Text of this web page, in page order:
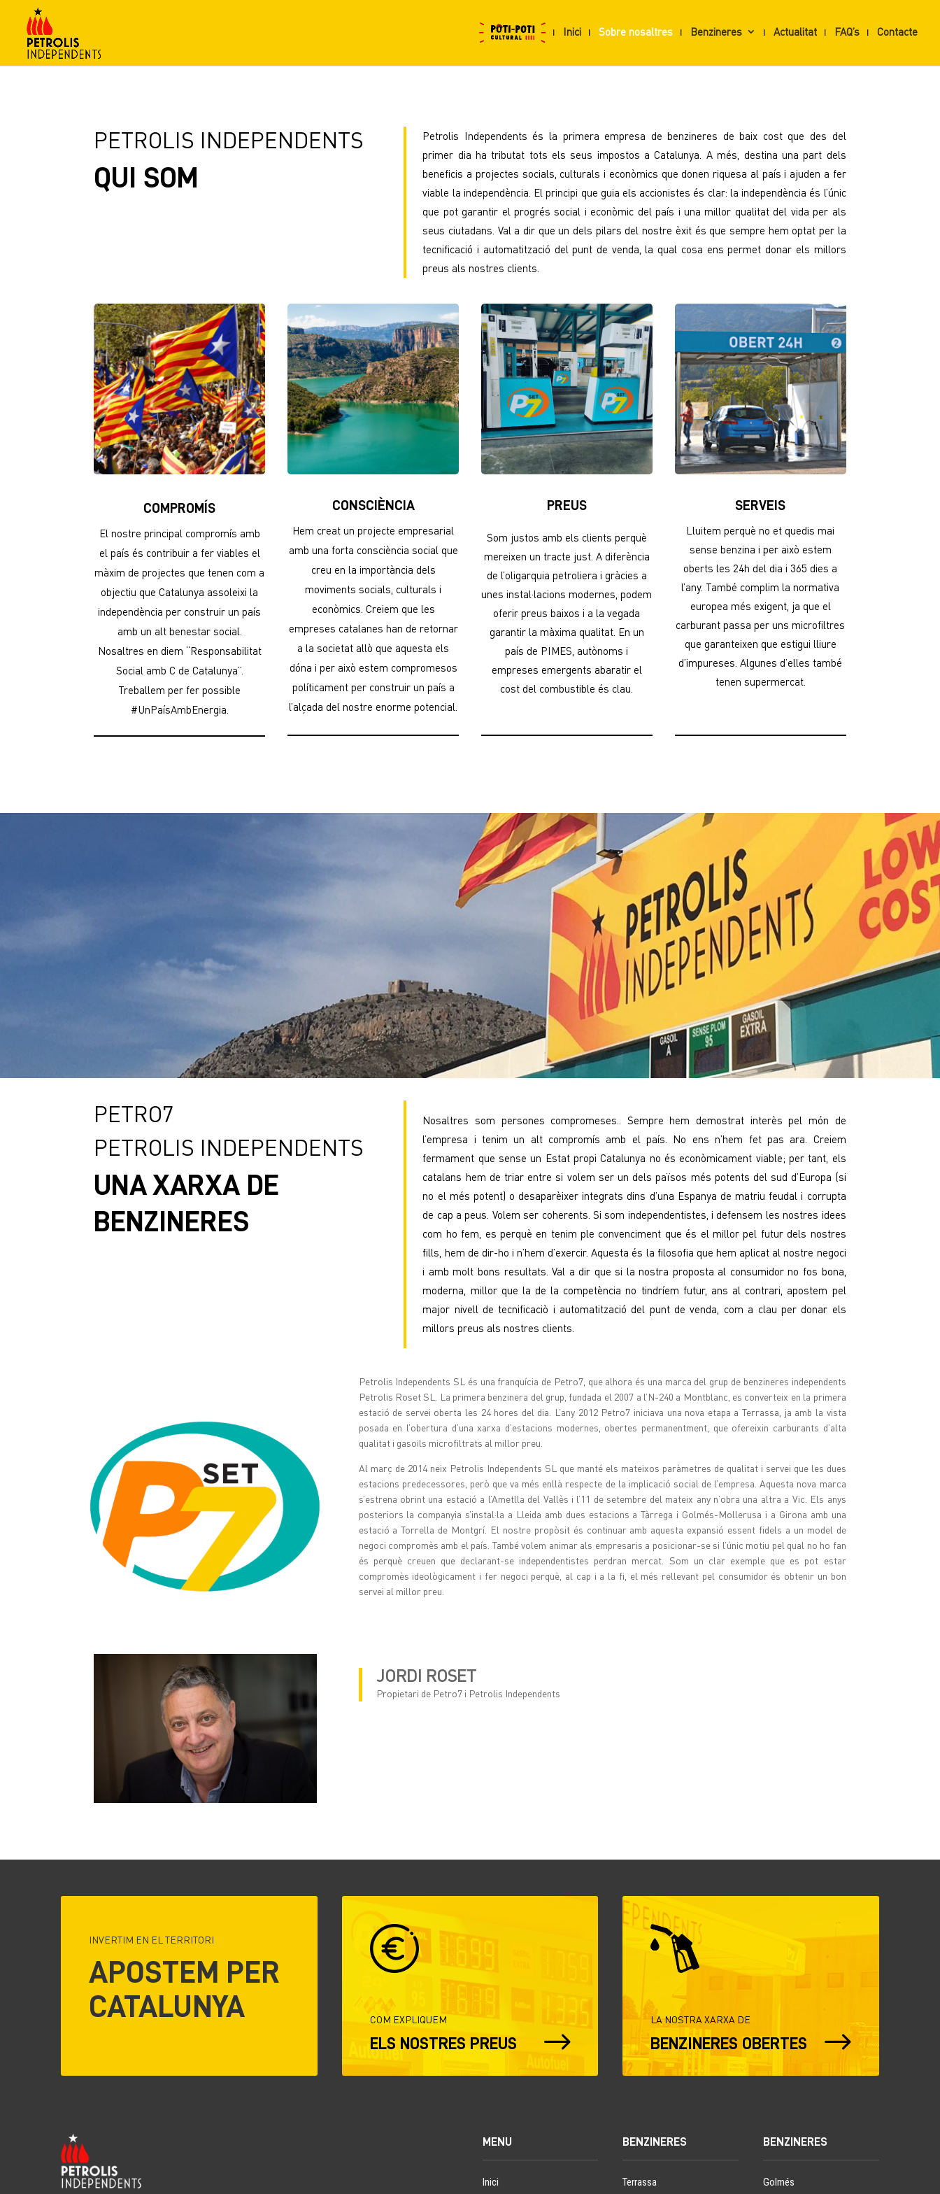
Inici Sobre nosaltres Benzineres Actualitat FAQ’s Contacte
PETROLIS INDEPENDENTS
QUI SOM
Petrolis Independents és la primera empresa de benzineres de baix cost que des del
primer dia ha tributat tots els seus impostos a Catalunya. A més, destina una part dels
beneficis a projectes socials, culturals i econòmics que donen riquesa al país i ajuden a fer
viable la independència. El principi que guia els accionistes és clar: la independència és l’únic
que pot garantir el progrés social i econòmic del país i una millor qualitat del vida per als
seus ciutadans. Val a dir que un dels pilars del nostre èxit és que sempre hem optat per la
tecnificació i automatització del punt de venda, la qual cosa ens permet donar els millors
preus als nostres clients.
COMPROMÍS
El nostre principal compromís amb
el país és contribuir a fer viables el
màxim de projectes que tenen com a
objectiu que Catalunya assoleixi la
independència per construir un país
amb un alt benestar social.
Nosaltres en diem “Responsabilitat
Social amb C de Catalunya”.
Treballem per fer possible
#UnPaísAmbEnergia.
CONSCIÈNCIA
Hem creat un projecte empresarial
amb una forta consciència social que
creu en la importància dels
moviments socials, culturals i
econòmics. Creiem que les
empreses catalanes han de retornar
a la societat allò que aquesta els
dóna i per això estem compromesos
políticament per construir un país a
l’alçada del nostre enorme potencial.
PREUS
Som justos amb els clients perquè
mereixen un tracte just. A diferència
de l’oligarquia petroliera i gràcies a
unes instal·lacions modernes, podem
oferir preus baixos i a la vegada
garantir la màxima qualitat. En un
país de PIMES, autònoms i
empreses emergents abaratir el
cost del combustible és clau.
SERVEIS
Lluitem perquè no et quedis mai
sense benzina i per això estem
oberts les 24h del dia i 365 dies a
l’any. També complim la normativa
europea més exigent, ja que el
carburant passa per uns microfiltres
que garanteixen que estigui lliure
d’impureses. Algunes d’elles també
tenen supermercat.
PETRO7
PETROLIS INDEPENDENTS
UNA XARXA DE
BENZINERES
Nosaltres som persones compromeses.. Sempre hem demostrat interès pel món de
l’empresa i tenim un alt compromís amb el país. No ens n’hem fet pas ara. Creiem
fermament que sense un Estat propi Catalunya no és econòmicament viable; per tant, els
catalans hem de triar entre si volem ser un dels països més potents del sud d’Europa (si
no el més potent) o desaparèixer integrats dins d’una Espanya de matriu feudal i corrupta
de cap a peus. Volem ser coherents. Si som independentistes, i defensem les nostres idees
com ho fem, es perquè en tenim ple convenciment que és el millor pel futur dels nostres
fills, hem de dir-ho i n’hem d’exercir. Aquesta és la filosofia que hem aplicat al nostre negoci
i amb molt bons resultats. Val a dir que si la nostra proposta al consumidor no fos bona,
moderna, millor que la de la competència no tindríem futur, ans al contrari, apostem pel
major nivell de tecnificaciò i automatització del punt de venda, com a clau per donar els
millors preus als nostres clients.
Petrolis Independents SL és una franquícia de Petro7, que alhora és una marca del grup de benzineres independents
Petrolis Roset SL. La primera benzinera del grup, fundada el 2007 a l’N-240 a Montblanc, es converteix en la primera
estació de servei oberta les 24 hores del dia. L’any 2012 Petro7 iniciava una nova etapa a Terrassa, ja amb la vista
posada en l’obertura d’una xarxa d’estacions modernes, obertes permanentment, que ofereixin carburants d’alta
qualitat i gasoils microfiltrats al millor preu.
Al març de 2014 neix Petrolis Independents SL que manté els mateixos paràmetres de qualitat i servei que les dues
estacions predecessores, però que va més enllà respecte de la implicació social de l’empresa. Aquesta nova marca
s’estrena obrint una estació a l’Ametlla del Vallès i l’11 de setembre del mateix any n’obra una altra a Vic. Els anys
posteriors la companyia s’instal·la a Lleida amb dues estacions a Tàrrega i Golmés-Mollerusa i a Girona amb una
estació a Torrella de Montgrí. El nostre propòsit és continuar amb aquesta expansió essent fidels a un model de
negoci compromès amb el país. També volem animar als empresaris a posicionar-se si l’únic motiu pel qual no ho fan
és perquè creuen que declarant-se independentistes perdran mercat. Som un clar exemple que es pot estar
compromès ideològicament i fer negoci perquè, al cap i a la fi, el més rellevant pel consumidor és obtenir un bon
servei al millor preu.
JORDI ROSET
Propietari de Petro7 i Petrolis Independents
INVERTIM EN EL TERRITORI
APOSTEM PER
CATALUNYA
COM EXPLIQUEM
ELS NOSTRES PREUS $
LA NOSTRA XARXA DE
BENZINERES OBERTES $
MENU
Inici
BENZINERES
Terrassa
BENZINERES
Golmés